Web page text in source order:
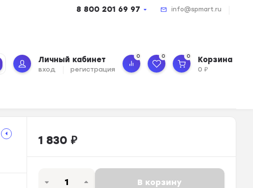
8 800 201 69 97 info@spmart.ru
Личный кабинет
вход регистрация
0 0 0 Корзина
0₽
1 830 ₽
В корзину